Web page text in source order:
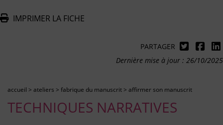
IMPRIMER LA FICHE
PARTAGER
Dernière mise à jour : 26/10/2025
accueil > ateliers > fabrique du manuscrit> affirmer son manuscrit
TECHNIQUES NARRATIVES